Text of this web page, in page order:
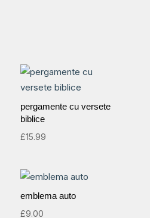
pergamente cu versete
biblice
£15.99
emblema auto
£9.00